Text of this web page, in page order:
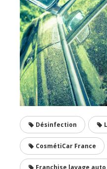
Désinfection
CosmétiCar France
Franchise lavage auto